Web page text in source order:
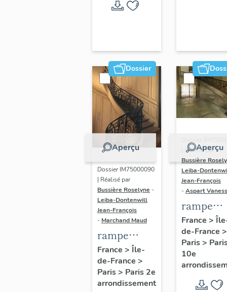
cochère
Dossier
Aperçu
Dossier IM75000090
| Réalisé par
Bussière Roselyne -
Leiba-Dontenwill
Jean-François
- Marchand Maud
rampe
d'appui,
escalier de
la maison à
France > Île-
de-France >
Paris> Paris 2e
arrondissement
Aperçu
| Réalisé par
Bussière
Leiba-
Jean-François
-Aspart
rampe
d'appui,
escalier
couvent
Récollets
(non
France >
de-France >
Paris>
10e